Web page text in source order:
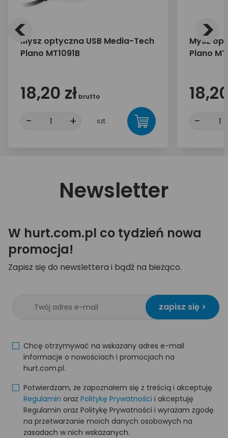
Mysz optyczna USB Media-Tech
Plano MT1091B
18,20 zł brutto
- + szt.
Mysz
Plano
-
< >
Newsletter
W hurt.com.pl co tydzień nowa
promocja!
Zapisz się do newslettera i bądź na bieżąco.
zapisz się >
Chcę otrzymywać na wskazany adres e-mail
informacje o nowościach i promocjach na
hurt.com.pl.
Potwierdzam, że zapoznałem się z treścią i akceptuję
Regulamin oraz Politykę Prywatności i akceptuję
Regulamin oraz Politykę Prywatności i wyrażam zgodę
na przetwarzanie moich danych osobowych na
zasadach w nich wskazanych.